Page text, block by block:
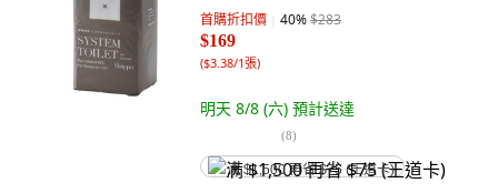
首購折扣價 40%$283
$169
($3.38/1張)
明天 8/8 (六) 預計送達
(8)
满 $1,500 再省 $75 (王道卡)